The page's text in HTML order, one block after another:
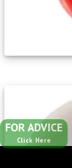
FOR ADVICE
Click Here